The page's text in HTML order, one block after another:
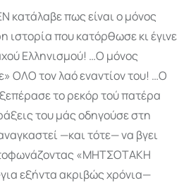
κατάλαβε πως είναι ο μόνος
που κατόρθωσε κι έγινε
Ελληνισμού! …Ο μόνος
ΟΛΟ τον λαό εναντίον του! …Ο
το ρεκόρ τού πατέρα
του μάς οδηγούσε στη
—και τότε— να βγει
«ΜΗΤΣΟΤΑΚΗ
εξήντα ακριβώς χρόνια—